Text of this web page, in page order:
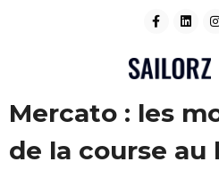
Mercato : les
de la course au